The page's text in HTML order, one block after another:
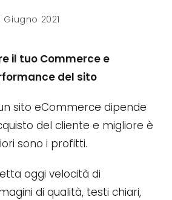
Giugno 2021
il tuo Commerce e
del sito
sito eCommerce dipende
del cliente e migliore è
sono i profitti.
oggi velocità di
di qualità, testi chiari,